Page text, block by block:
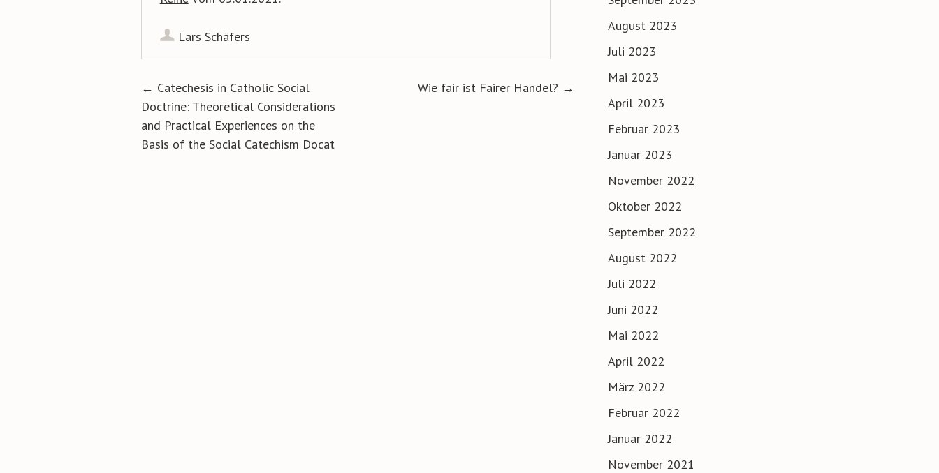
Lars Schäfers
Artikel-Navigation
← Catechesis in Catholic Social
Doctrine: Theoretical Considerations
and Practical Experiences on the
Basis of the Social Catechism Docat
Wie fair ist Fairer Handel? →
August 2023
Juli 2023
Mai 2023
April 2023
Februar 2023
Januar 2023
November 2022
Oktober 2022
September 2022
August 2022
Juli 2022
Juni 2022
Mai 2022
April 2022
März 2022
Februar 2022
Januar 2022
November 2021